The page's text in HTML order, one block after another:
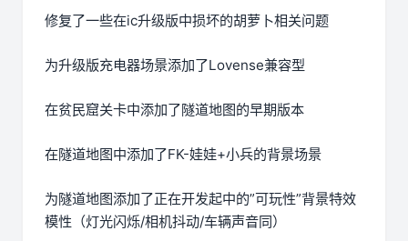
修复了一些在ic升级版中损坏的胡萝卜相关问题
为升级版充电器场景添加了Lovense兼容型
在贫民窟关卡中添加了隧道地图的早期版本
在隧道地图中添加了FK-娃娃+小兵的背景场景
为隧道地图添加了正在开发起中的”可玩性”背景特效
模性（灯光闪烁/相机抖动/车辆声音同）